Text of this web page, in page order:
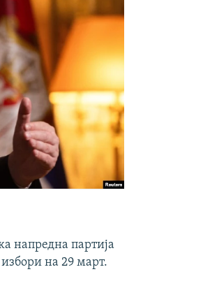
напредна партија
на 29 март.